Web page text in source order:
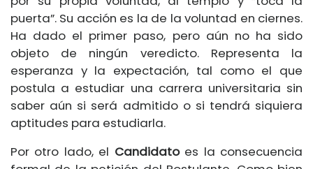
puerta”. Su acción es la de la voluntad en ciernes.
Ha dado el primer paso, pero aún no ha sido
objeto de ningún veredicto. Representa la
esperanza y la expectación, tal como el que
postula a estudiar una carrera universitaria sin
saber aún si será admitido o si tendrá siquiera
aptitudes para estudiarla.
Por otro lado, el Candidatoes la consecuencia